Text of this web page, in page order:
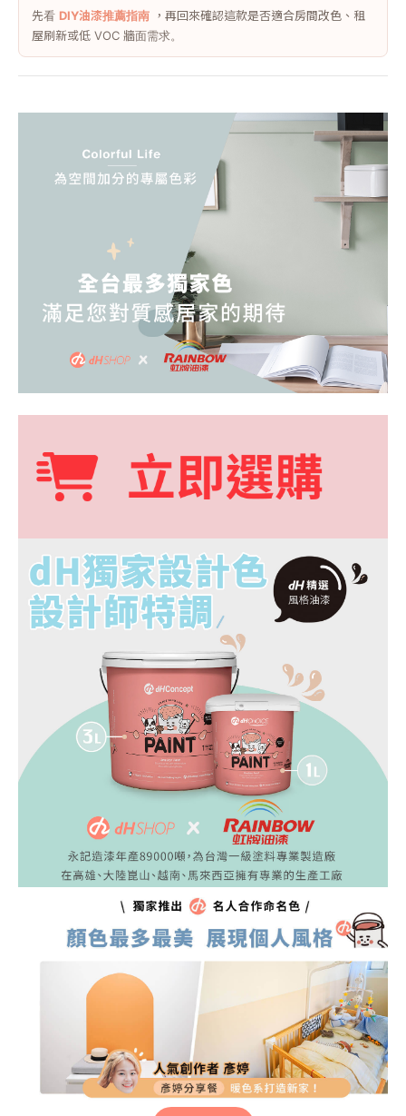
先看 DIY油漆推薦指南 ，再回來確認這款是否適合房間改色、租
屋刷新或低 VOC 牆面需求。